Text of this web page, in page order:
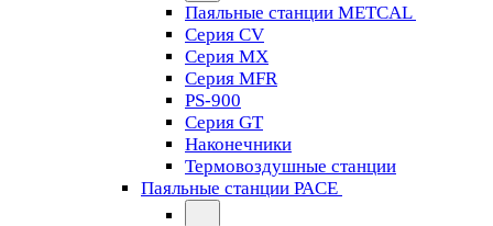
Паяльные станции METCAL
Серия CV
Серия MX
Серия MFR
PS-900
Серия GT
Наконечники
Термовоздушные станции
Паяльные станции PACE